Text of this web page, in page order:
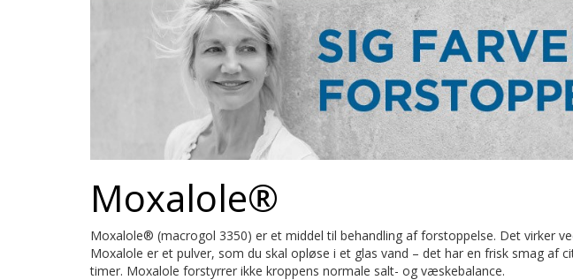
Moxalole®
Moxalole® (macrogol 3350) er et middel til behandling af forstoppelse. Det virker
Moxalole er et pulver, som du skal opløse i et glas vand – det har en frisk smag af
timer. Moxalole forstyrrer ikke kroppens normale salt- og væskebalance.